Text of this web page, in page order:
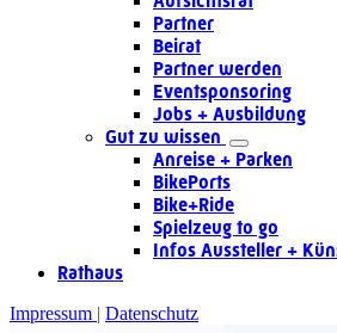
Partner
Beirat
Partner werden
Eventsponsoring
Jobs + Ausbildung
Gut zu wissen
Anreise + Parken
BikePorts
Bike+Ride
Spielzeug to go
Infos Aussteller +
Rathaus
Impressum Datenschutz